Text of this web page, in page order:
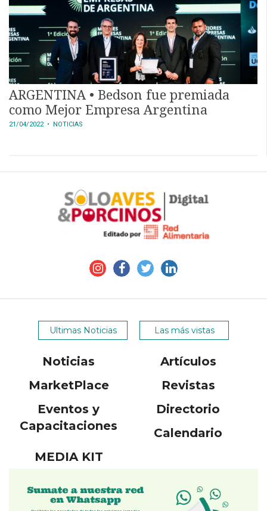
ARGENTINA • Bedson fue premiada
como Mejor Empresa Argentina
21/04/2022• NOTICIAS
Ultimas Noticias Las más vistas
Noticias
Artículos
MarketPlace
Revistas
Eventos y
Capacitaciones
Directorio
Calendario
MEDIA KIT